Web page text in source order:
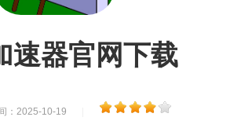
速器官网下载
：2025-10-19